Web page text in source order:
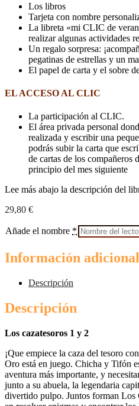
Los libros
Tarjeta con nombre
La libreta «mi CLIC de
realizar algunas actividades
Un regalo sorpresa:
pegatinas de estrellas y un
El papel de carta y el sobre
EL ACCESO AL CLIC
La participación al CLIC.
El área privada personal
realizada y escribir una
podrás subir la carta que
de cartas de los compañeros
principio del mes siguiente
Lee más abajo la descripción del
29,80 €
Añade el nombre *
Información adicional
Descripción
Descripción
Los cazatesoros 1 y 2
¡Que empiece la caza del tesoro
Oro está en juego. Chicha y Tifón
aventura más importante, y
junto a su abuela, la legendaria
divertido pulpo. Juntos forman Los